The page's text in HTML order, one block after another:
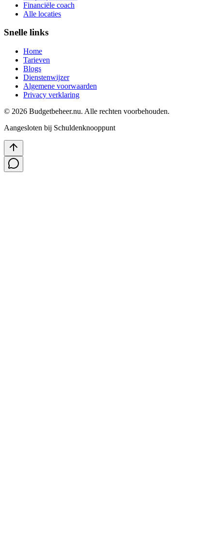
Financiële coach
Alle locaties
Snelle links
Home
Tarieven
Blogs
Dienstenwijzer
Algemene voorwaarden
Privacy verklaring
© 2026 Budgetbeheer.nu. Alle rechten voorbehouden.
Aangesloten bij Schuldenknooppunt